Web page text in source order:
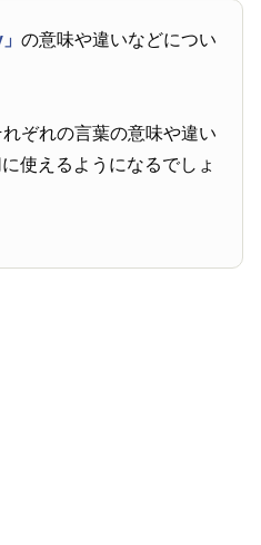
」の意味や違いなどについ
れぞれの言葉の意味や違い
使えるようになるでしょ